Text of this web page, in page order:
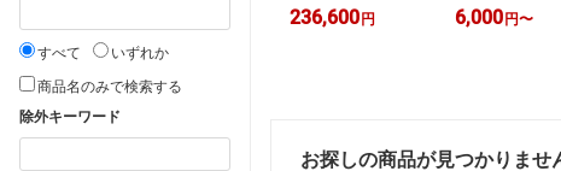
すべて
いずれか
商品名のみで検索する
除外キーワード
回配送月・精
回数 】 高
A 米 北海道
ゆめぴりか |
20kg 30kg
12回 無洗米
400g～2.4kg（ 厚切
り 薄切り ）（ ふる
分け 牛 牛肉 焼肉 焼
訳あり ふるさと わ
20:00~】EcoFlow ポ
ータブル電源 ソーラ
用 蓄電池 太陽光発
236,600 円
象／ 牛ハラミ 最
翌日発送 総合1
タレ 焼肉 小分
6,000 円〜
お探しの商品が見つかりませ